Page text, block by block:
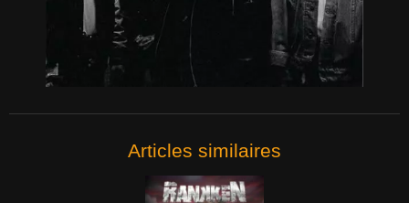
Articles similaires